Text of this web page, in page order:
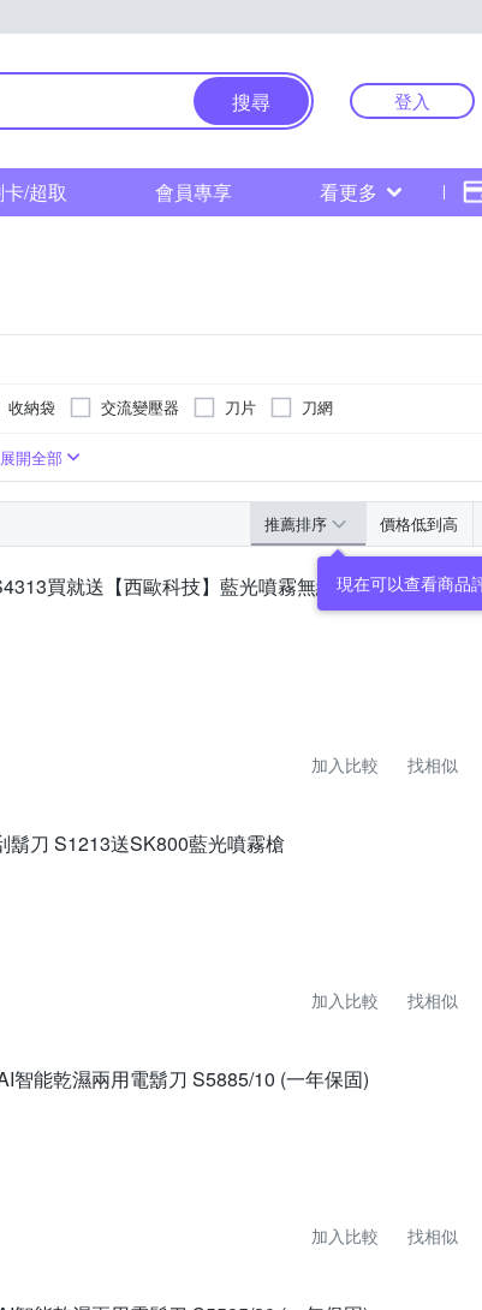
搜尋 登入
卡/超取 會員專享 看更多
收納袋 交流變壓器 刀片 刀網
展開全部
推薦排序 價格低到高
現在可以查看商品
買就送【西歐科技】藍光噴霧無線消毒槍CME-
加入比較 找相似
鬍刀 S1213送SK800藍光噴霧槍
加入比較 找相似
智能乾濕兩用電鬍刀 S5885/10 (一年保固)
加入比較 找相似